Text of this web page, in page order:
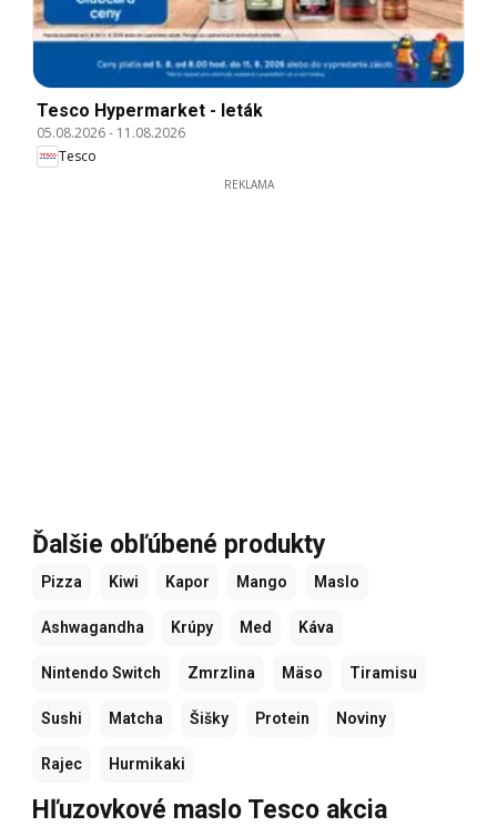
Tesco Hypermarket - leták
05.08.2026- 11.08.2026
Tesco
REKLAMA
Ďalšie obľúbené produkty
Pizza Kiwi Kapor Mango Maslo
Ashwagandha Krúpy Med Káva
Nintendo Switch Zmrzlina Mäso Tiramisu
Sushi Matcha Šišky Protein Noviny
Rajec Hurmikaki
Hľuzovkové maslo Tesco akcia